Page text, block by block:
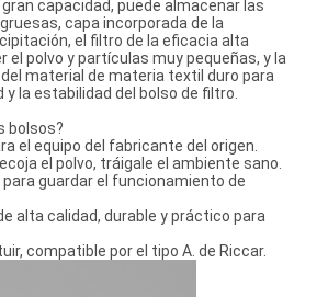
capacidad, puede almacenar las
capa incorporada de la
el filtro de la eficacia alta
el polvo y partículas muy pequeñas, y la
material de materia textil duro para
y la estabilidad del bolso de filtro.
bolsos?
el equipo del fabricante del origen.
el polvo, tráigale el ambiente sano.
guardar el funcionamiento de
alta calidad, durable y práctico para
compatible por el tipo A. de Riccar.